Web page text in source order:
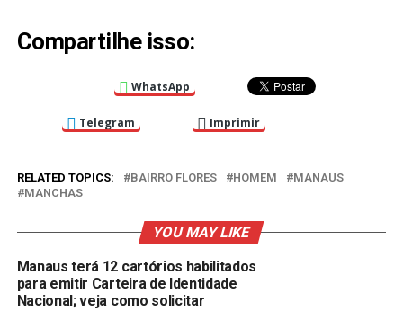
Compartilhe isso:
WhatsApp
Telegram Imprimir
RELATED TOPICS: BAIRRO FLORES HOMEM
MANAUS
MANCHAS
YOU MAY LIKE
Manaus terá 12 cartórios habilitados
para emitir Carteira de Identidade
Nacional; veja como solicitar